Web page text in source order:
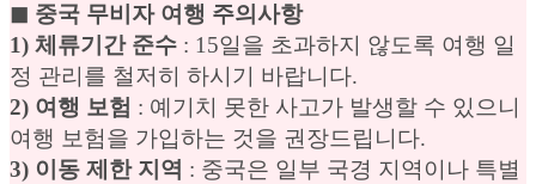
◼︎ 중국 무비자 여행 주의사항
1) 체류기간 준수 : 15일을 초과하지 않도록 여행 일
정 관리를 철저히 하시기 바랍니다.
2) 여행 보험 : 예기치 못한 사고가 발생할 수 있으니
여행 보험을 가입하는 것을 권장드립니다.
3) 이동 제한 지역 : 중국은 일부 국경 지역이나 특별